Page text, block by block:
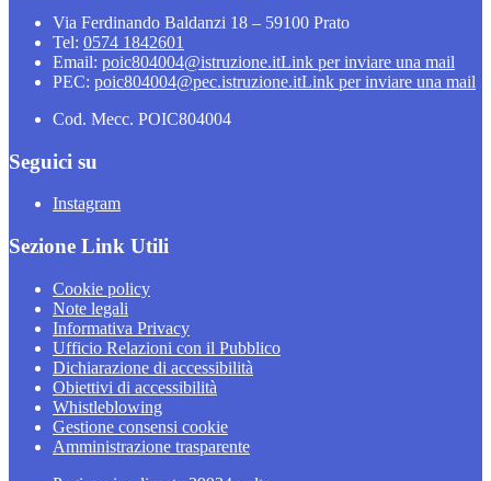
Via Ferdinando Baldanzi 18 – 59100 Prato
Tel: 0574 1842601
Email: poic804004@istruzione.itLink per inviare una mail
PEC: poic804004@pec.istruzione.itLink per inviare una mail
Cod. Mecc. POIC804004
Seguici su
Instagram
Sezione Link Utili
Cookie policy
Note legali
Informativa Privacy
Ufficio Relazioni con il Pubblico
Dichiarazione di accessibilità
Obiettivi di accessibilità
Whistleblowing
Gestione consensi cookie
Amministrazione trasparente